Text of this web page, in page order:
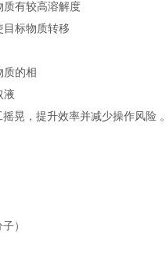
质有较高溶解度
目标物质转移
质的相
液
晃，提升效率并减少操作风险 。
）